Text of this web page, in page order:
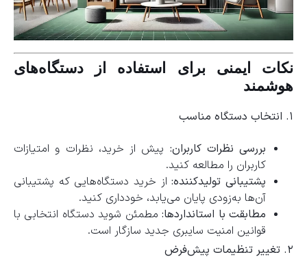
نکات ایمنی برای استفاده از دستگاه‌های
هوشمند
۱. انتخاب دستگاه مناسب
بررسی نظرات کاربران: پیش از خرید، نظرات و امتیازات
کاربران را مطالعه کنید.
پشتیبانی تولیدکننده:از خرید دستگاه‌هایی که پشتیبانی
آن‌ها به‌زودی پایان می‌یابد، خودداری کنید.
مطابقت با استانداردها:مطمئن شوید دستگاه انتخابی با
قوانین امنیت سایبری جدید سازگار است.
۲. تغییر تنظیمات پیش‌فرض